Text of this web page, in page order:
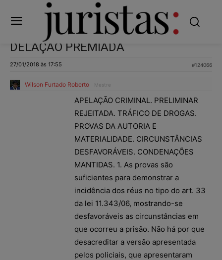
DELAÇÃO PREMIADA
27/01/2018 às 17:55 #124066
Wilson Furtado Roberto Mestre
APELAÇÃO CRIMINAL. PRELIMINAR
REJEITADA. TRÁFICO DE DROGAS.
PROVAS DA AUTORIA E
MATERIALIDADE. CIRCUNSTÂNCIAS
DESFAVORÁVEIS. CONDENAÇÕES
MANTIDAS. 1. As provas são
suficientes para demonstrar a
incidência dos réus no tipo do art. 33
da lei 11.343/06, mostrando-se
desfavoráveis as circunstâncias em
que ocorreu a prisão. Não há por que
desacreditar a versão apresentada
pelos policiais, que apresentaram